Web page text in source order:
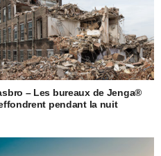
– Les bureaux de Jenga®
pendant la nuit